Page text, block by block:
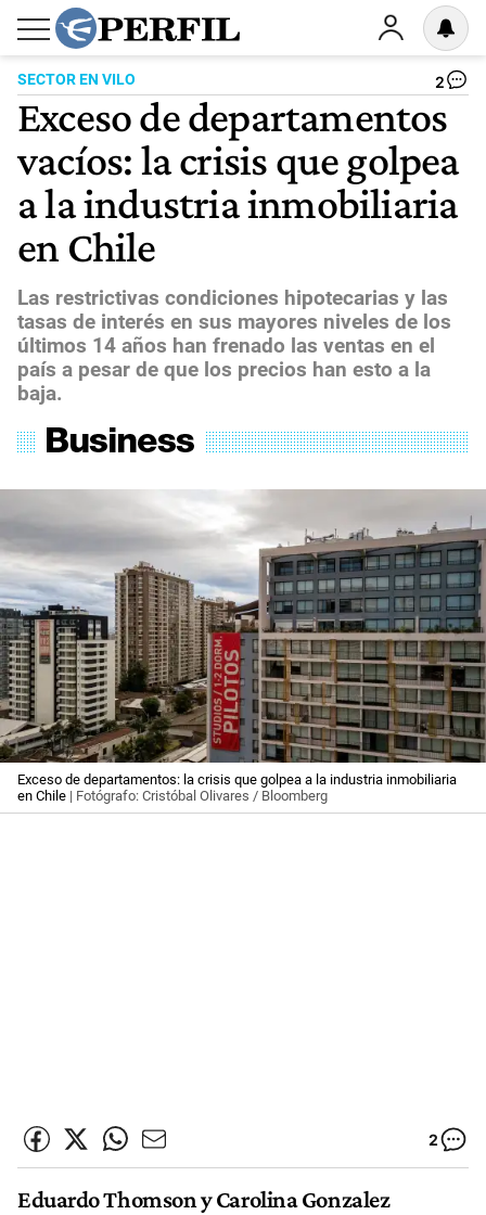
SECTOR EN VILO 2
Exceso de departamentos
vacíos: la crisis que golpea
a la industria inmobiliaria
en Chile
Las restrictivas condiciones hipotecarias y las
tasas de interés en sus mayores niveles de los
últimos 14 años han frenado las ventas en el
país a pesar de que los precios han esto a la
baja.
Exceso de departamentos: la crisis que golpea a la industria inmobiliaria
en Chile | Fotógrafo: Cristóbal Olivares / Bloomberg
2
Eduardo Thomson y Carolina Gonzalez